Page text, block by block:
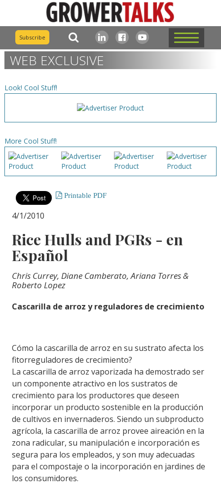
Subscribe
WEB EXCLUSIVE
Look! Cool Stuff!
More Cool Stuff!
Printable PDF
4/1/2010
Rice Hulls and PGRs - en
Español
Chris Currey, Diane Camberato, Ariana Torres &
Roberto Lopez
Cascarilla de arroz y reguladores de crecimiento
Cómo la cascarilla de arroz en su sustrato afecta los
fitorreguladores de crecimiento?
La cascarilla de arroz vaporizada ha demostrado ser
un componente atractivo en los sustratos de
crecimiento para los productores que deseen
incorporar un producto sostenible en la producción
de cultivos en invernaderos. Siendo un subproducto
agrícola, la cascarilla de arroz provee aireación en la
zona radicular, su manipulación e incorporación es
segura para los empleados, y son muy adecuadas
para el compostaje o la incorporación en jardines de
los consumidores.